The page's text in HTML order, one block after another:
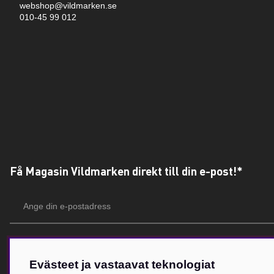
webshop@vildmarken.se
010-45 99 012
Få Magasin Vildmarken direkt till din e-post!*
postadress
Evästeet ja vastaavat teknologiat